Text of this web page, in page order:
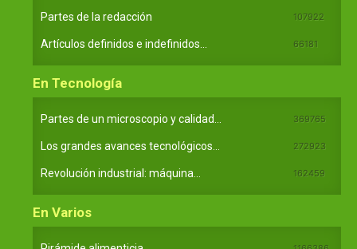
Partes de la redacción 107922
Artículos definidos e indefinidos... 66181
En Tecnología
Partes de un microscopio y calidad... 369765
Los grandes avances tecnológicos... 272923
Revolución industrial: máquina... 162459
En Varios